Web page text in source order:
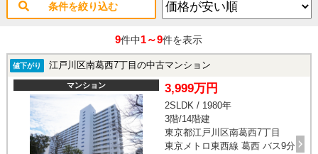
条件を絞り込む
9件中1～9件を表示
値下がり 江戸川区南葛西7丁目の中古マンション
マンション 3,999万円
2SLDK / 1980年
3階/14階建
東京都江戸川区南葛西7丁目
東京メトロ東西線 葛西 バス9分